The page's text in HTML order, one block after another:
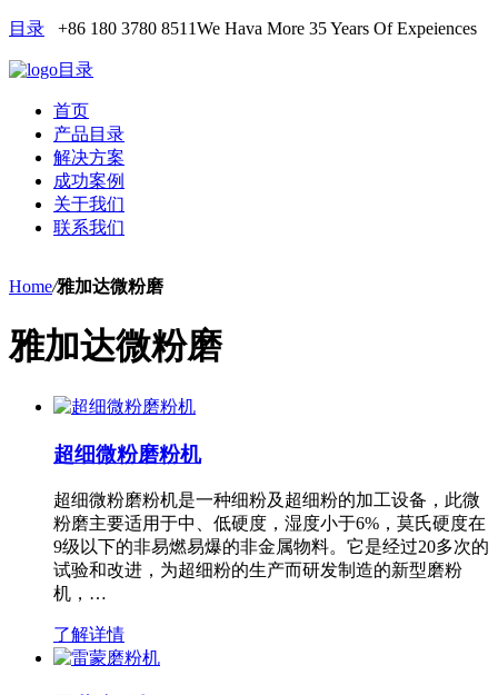
目录 +86 180 3780 8511We Hava More 35 Years Of Expeiences
目录
首页
产品目录
解决方案
成功案例
关于我们
联系我们
Home/雅加达微粉磨
雅加达微粉磨
超细微粉磨粉机
超细微粉磨粉机是一种细粉及超细粉的加工设备，此微
粉磨主要适用于中、低硬度，湿度小于6%，莫氏硬度在
9级以下的非易燃易爆的非金属物料。它是经过20多次的
试验和改进，为超细粉的生产而研发制造的新型磨粉
机，…
了解详情